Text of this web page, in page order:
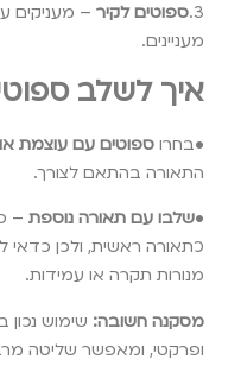
3. ספוטים לקיר – מעניקים
מעניינים.
איך לשלב
•בחרו ספוטים עם עוצמת
התאורה בהתאם לצורך.
•שלבו עם תאורה נוספת –
כתאורה ראשית, ולכן כדאי
מנורות תקרה או עמידות.
מסקנה חשובה: שימוש נכון
ופרקטי, ומאפשר שליטה